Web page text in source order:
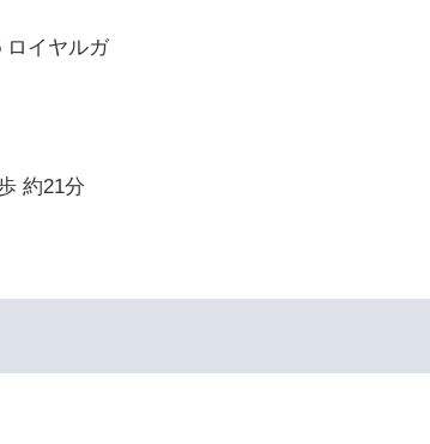
ロイヤルガ
約21分